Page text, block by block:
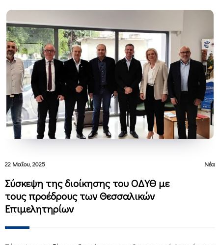
22 Μαΐου, 2025 Νέα
Σύσκεψη της διοίκησης του ΟΔΥΘ με
τους προέδρους των Θεσσαλικών
Επιμελητηρίων